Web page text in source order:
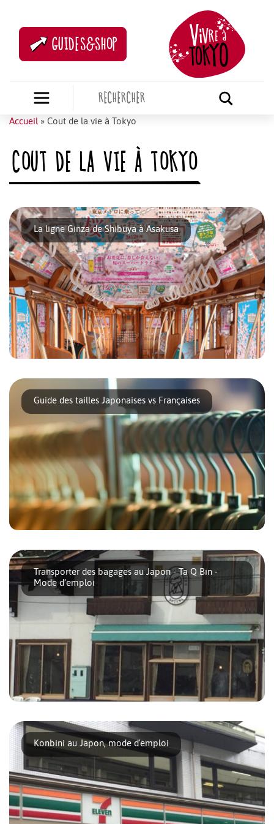
GUIDES&SHOP
Accueil » Cout de la vie à Tokyo
COUT DE LA VIE À TOKYO
La ligne Ginza de Shibuya à Asakusa
ville de Tokyo. C’est une des [...]
Guide des tailles Japonaises vs Françaises
Harajuku, ou encore Shinjuku sont de [...]
Transporter des bagages au Japon - Ta Q Bin -
Mode d’emploi
visiteurs sont chargés et souhaitent [...]
Konbini au Japon, mode d'emploi